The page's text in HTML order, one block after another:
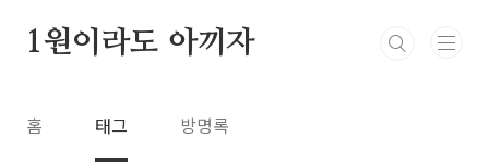
1원이라도 아끼자
홈 태그 방명록